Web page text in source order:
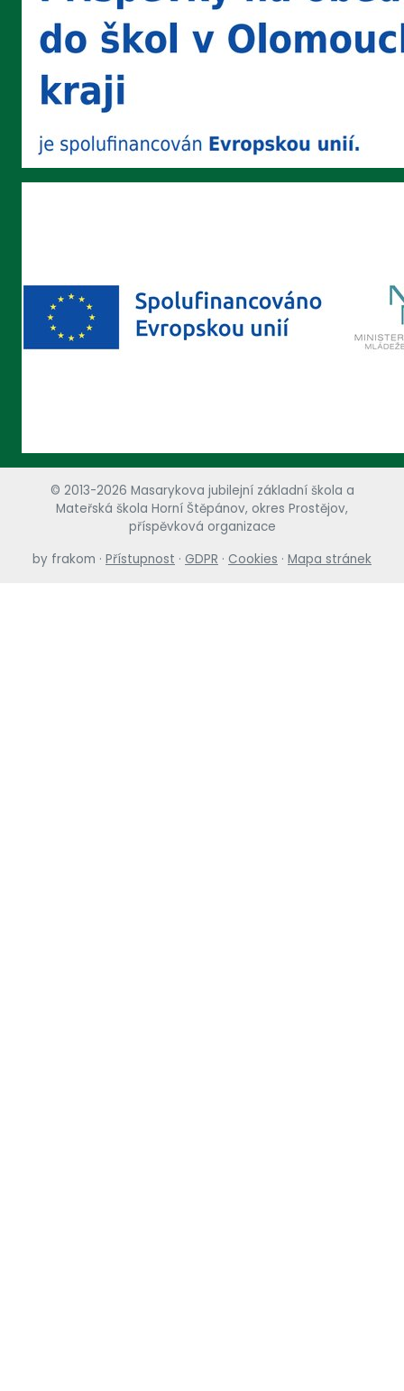
© 2013-2026 Masarykova jubilejní základní škola a
Mateřská škola Horní Štěpánov, okres Prostějov,
příspěvková organizace
by frakom · Přístupnost · GDPR · Cookies · Mapa stránek